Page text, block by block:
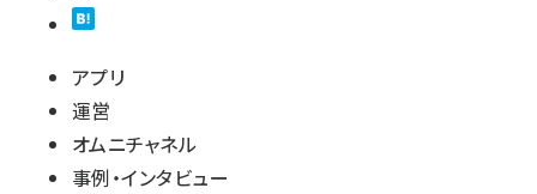
アプリ
運営
オムニチャネル
事例・インタビュー